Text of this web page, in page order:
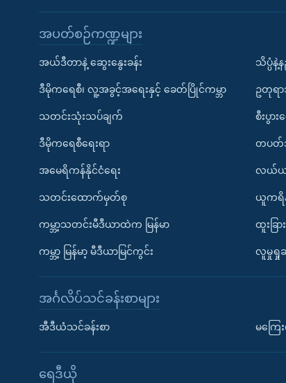
အပတ်စဉ်ကဏ္ဍများ
အယ်ဒီတာနဲ့ ဆွေးနွေးခန်း
ဒီမိုကရေစီ၊ လူ့အခွင့်အရေးနှင့် ခေတ်ပြိုင်ကမ္ဘာ
သတင်းသုံးသပ်ချက်
ဒီမိုကရေစီရေးရာ
အမေရိကန်နိုင်ငံရေး
သတင်းထောက်မှတ်စု
ကမ္ဘာ့သတင်းမီဒီယာထဲက မြန်မာ
ကမ္ဘာ့ မြန်မာ့ မီဒီယာမြင်ကွင်း
သိပ္ပံနဲ့
ဥတုရာ
စီးပွား
တပတ်
လယ်ယာ
ယူကရိန်
ထူးခြာ
လူမှုရှုခ
အင်္ဂလိပ်သင်ခန်းစာများ
အီဒီယံသင်ခန်းစာ မကြေ
ရေဒီယို